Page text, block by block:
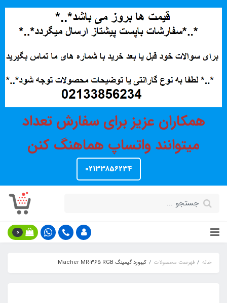
همکاران عزیز برای سفارش تعداد
میتوانند واتساپ هماهنگ کنن
02133856234
0
خانه فهرست محصولات کیبورد گیمینگ Macher MR-365 RGB